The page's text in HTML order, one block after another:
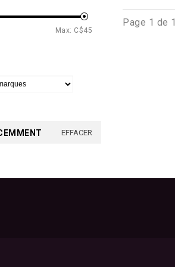
Page 1 de
Max: C$45
EFFACER